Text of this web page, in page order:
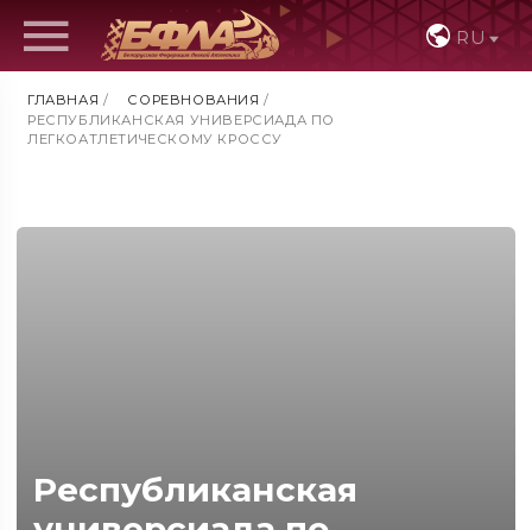
RU
ГЛАВНАЯ / СОРЕВНОВАНИЯ /
РЕСПУБЛИКАНСКАЯ УНИВЕРСИАДА ПО
ЛЕГКОАТЛЕТИЧЕСКОМУ КРОССУ
Республиканская